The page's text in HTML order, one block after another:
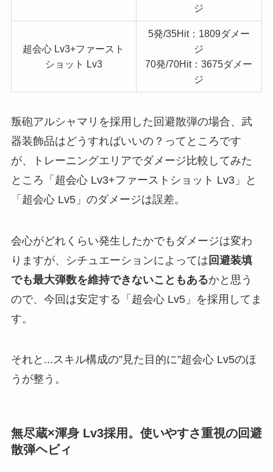
ジ
超会心 Lv3+ファースト
ショット Lv3
5発/35Hit：1809ダメー
ジ
70発/70Hit：3675ダメー
ジ
叛砲アルシャマリを採用した回避散弾の場合、武
器装飾品はどうすればいいの？ってところです
が、トレーニングエリアでダメージ比較してみた
ところ「超会心 Lv3+ファーストショット Lv3」と
「超会心 Lv5」のダメージは誤差。
会心がどれくらい発生したかでもダメージは変わ
りますが、シチュエーションによっては 回避装填
でも最大弾数を維持できないこともあるかと思う
ので、今回は安定する「超会心 Lv5」を採用してま
す。
それと...スキル構成の”見た目的に”超会心 Lv5のほ
うが整う。
無尽蔵×渾身 Lv3採用。使いやすさ重視の回避
散弾ヘビィ